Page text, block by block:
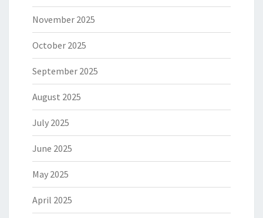
November 2025
October 2025
September 2025
August 2025
July 2025
June 2025
May 2025
April 2025